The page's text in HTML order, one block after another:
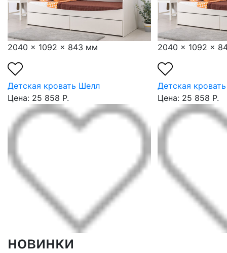
2040 x 1092 x 843 мм
Детская кровать Шелл
Цена: 25 858 Р.
2040 x 1092 x
Детская
Цена: 25 858 Р.
новинки